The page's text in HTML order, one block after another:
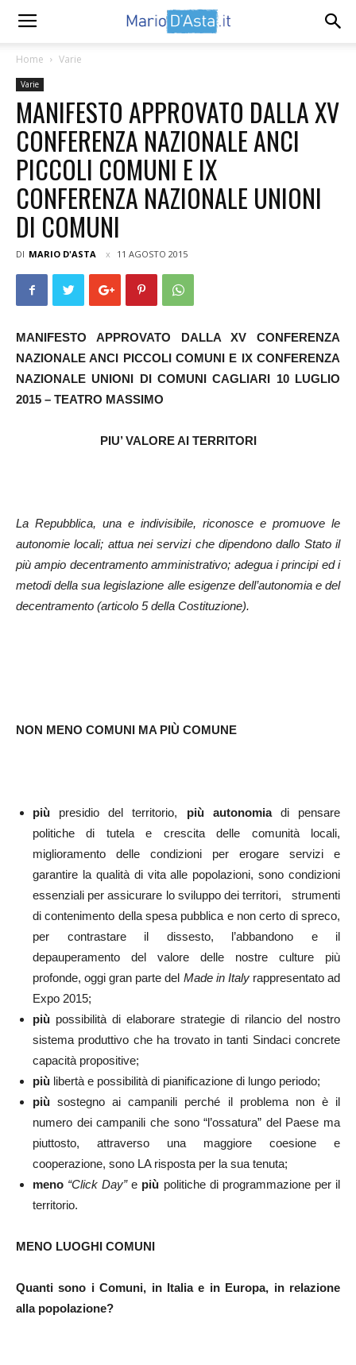
Home Varie
Varie
MANIFESTO APPROVATO DALLA XV
CONFERENZA NAZIONALE ANCI
PICCOLI COMUNI E IX
CONFERENZA NAZIONALE UNIONI
DI COMUNI
DI MARIO D'ASTA 11 AGOSTO 2015
MANIFESTO APPROVATO DALLA XV CONFERENZA
NAZIONALEANCI PICCOLI COMUNI E IX CONFERENZA
NAZIONALE UNIONI DI COMUNICAGLIARI 10 LUGLIO
2015 – TEATRO MASSIMO
PIU’ VALORE AI TERRITORI
La Repubblica, una e indivisibile, riconosce e promuove le
autonomie locali; attua nei servizi che dipendono dallo Stato il
più ampio decentramento amministrativo; adegua i principi ed i
metodi della sua legislazione alle esigenze dell’autonomia e del
decentramento (articolo 5 della Costituzione).
NON MENO COMUNI MA PIÙ COMUNE
più presidio del territorio, più autonomiadi pensare
politiche di tutela e crescita delle comunità locali,
miglioramento delle condizioni per erogare servizi e
garantire la qualità di vita alle popolazioni, sono condizioni
essenziali per assicurare lo sviluppo dei territori, strumenti
di contenimento della spesa pubblica e non certo di spreco,
per contrastare il dissesto, l’abbandono e il
depauperamento del valore delle nostre culture più
profonde, oggi gran parte del Made in Italyrappresentato ad
Expo 2015;
più possibilità di elaborare strategie di rilancio del nostro
sistema produttivo che ha trovato in tanti Sindaci concrete
capacità propositive;
più libertà e possibilità di pianificazione di lungo periodo;
piùsostegno ai campanili perché il problema non è il
numero dei campanili che sono “l’ossatura” del Paese ma
piuttosto, attraverso una maggiore coesione e
cooperazione, sono LA risposta per la sua tenuta;
meno “Click Day”e più politiche di programmazione per il
territorio.
MENO LUOGHI COMUNI
Quanti sono i Comuni, in Italia e in Europa, in relazione
alla popolazione?